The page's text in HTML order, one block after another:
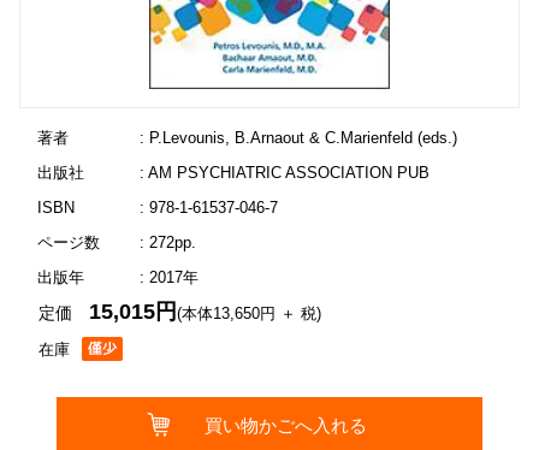
著者
: P.Levounis, B.Arnaout & C.Marienfeld (eds.)
出版社
: AM PSYCHIATRIC ASSOCIATION PUB
ISBN
: 978-1-61537-046-7
ページ数
: 272pp.
出版年
: 2017年
在庫
定価 15,015円(本体13,650円 ＋ 税)